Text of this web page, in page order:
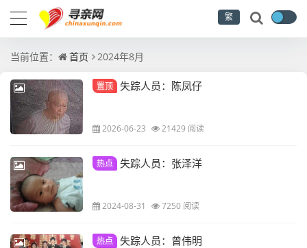
繁
当前位置： 首页 2024年8月
置顶 失踪人员：陈凤仔
2026-06-23 21429 阅读
热点 失踪人员：张泽洋
2024-08-31 7250 阅读
热点 失踪人员：曾伟明